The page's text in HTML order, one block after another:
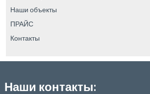
Наши объекты
ПРАЙС
Контакты
Наши контакты: